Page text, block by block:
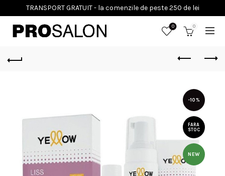
0 0
-10%
FARA
STOC
NEW